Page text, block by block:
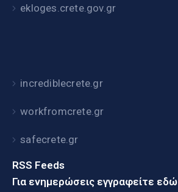
ekloges.crete.gov.gr
incrediblecrete.gr
workfromcrete.gr
safecrete.gr
RSS Feeds
Για ενημερώσεις εγγραφείτε εδώ